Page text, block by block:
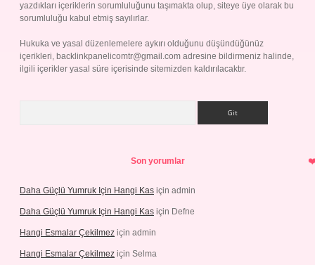
yazdıkları içeriklerin sorumluluğunu taşımakta olup, siteye üye olarak bu
sorumluluğu kabul etmiş sayılırlar.
Hukuka ve yasal düzenlemelere aykırı olduğunu düşündüğünüz
içerikleri, backlinkpanelicomtr@gmail.com adresine bildirmeniz halinde,
ilgili içerikler yasal süre içerisinde sitemizden kaldırılacaktır.
Son yorumlar
Daha Güçlü Yumruk Için Hangi Kas için admin
Daha Güçlü Yumruk Için Hangi Kas için Defne
Hangi Esmalar Çekilmez için admin
Hangi Esmalar Çekilmez için Selma